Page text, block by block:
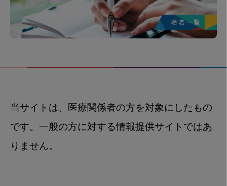
当サイトは、医療関係者の方を対象にしたもの
です。一般の方に対する情報提供サイトではあ
りません。